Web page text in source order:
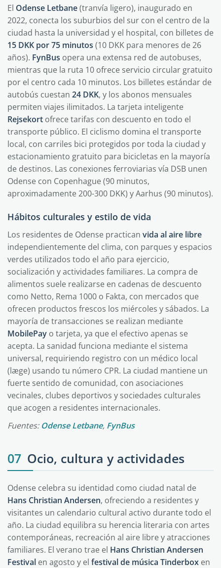
El Odense Letbane(tranvía ligero), inaugurado en
2022, conecta los suburbios del sur con el centro de la
ciudad hasta la universidad y el hospital, con billetes de
15 DKK por 75 minutos (10 DKK para menores de 26
años). FynBus opera una extensa red de autobuses,
mientras que la ruta 10 ofrece servicio circular gratuito
por el centro cada 10 minutos. Los billetes estándar de
autobús cuestan 24 DKK, y los abonos mensuales
permiten viajes ilimitados. La tarjeta inteligente
Rejsekort ofrece tarifas con descuento en todo el
transporte público. El ciclismo domina el transporte
local, con carriles bici protegidos por toda la ciudad y
estacionamiento gratuito para bicicletas en la mayoría
de destinos. Las conexiones ferroviarias vía DSB unen
Odense con Copenhague (90 minutos,
aproximadamente 200-300 DKK) y Aarhus (90 minutos).
Hábitos culturales y estilo de vida
Los residentes de Odense practican vida al aire libre
independientemente del clima, con parques y espacios
verdes utilizados todo el año para ejercicio,
socialización y actividades familiares. La compra de
alimentos suele realizarse en cadenas de descuento
como Netto, Rema 1000 o Fakta, con mercados que
ofrecen productos frescos los miércoles y sábados. La
mayoría de transacciones se realizan mediante
MobilePay o tarjeta, ya que el efectivo apenas se
acepta. La sanidad funciona mediante el sistema
universal, requiriendo registro con un médico local
(læge) usando tu número CPR. La ciudad mantiene un
fuerte sentido de comunidad, con asociaciones
vecinales, clubes deportivos y sociedades culturales
que acogen a residentes internacionales.
Fuentes: Odense Letbane, FynBus
07 Ocio, cultura y actividades
Odense celebra su identidad como ciudad natal de
Hans Christian Andersen, ofreciendo a residentes y
visitantes un calendario cultural activo durante todo el
año. La ciudad equilibra su herencia literaria con artes
contemporáneas, recreación al aire libre y atracciones
familiares. El verano trae el Hans Christian Andersen
Festival en agosto y el festival de música Tinderbox en